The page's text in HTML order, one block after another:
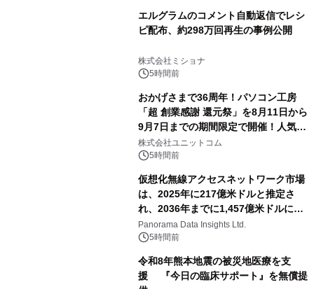
エルグラムのコメント自動返信でレシ
ピ配布、約298万回再生の事例公開
株式会社ミショナ
5時間前
おかげさまで36周年！パソコン工房
「超 創業感謝 還元祭」を8月11日から
9月7日までの期間限定で開催！人気の
ゲーミングPCや高性能ノートPCなど
対象iiyama PCのご購入で最大3万円分
相当を還元
株式会社ユニットコム
5時間前
仮想化無線アクセスネットワーク市場
は、2025年に217億米ドルと推定さ
れ、2036年までに1,457億米ドルに達
すると予測されており、予測期間
（2026年～2036年）
Panorama Data Insights Ltd.
5時間前
令和8年熊本地震の被災地医療を支
援 『今日の臨床サポート』を無償提